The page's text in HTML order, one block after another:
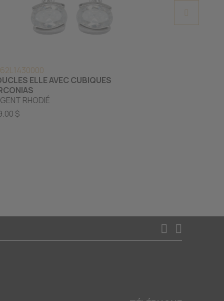
ELLE AVEC CUBIQUES
RHODIÉ
$